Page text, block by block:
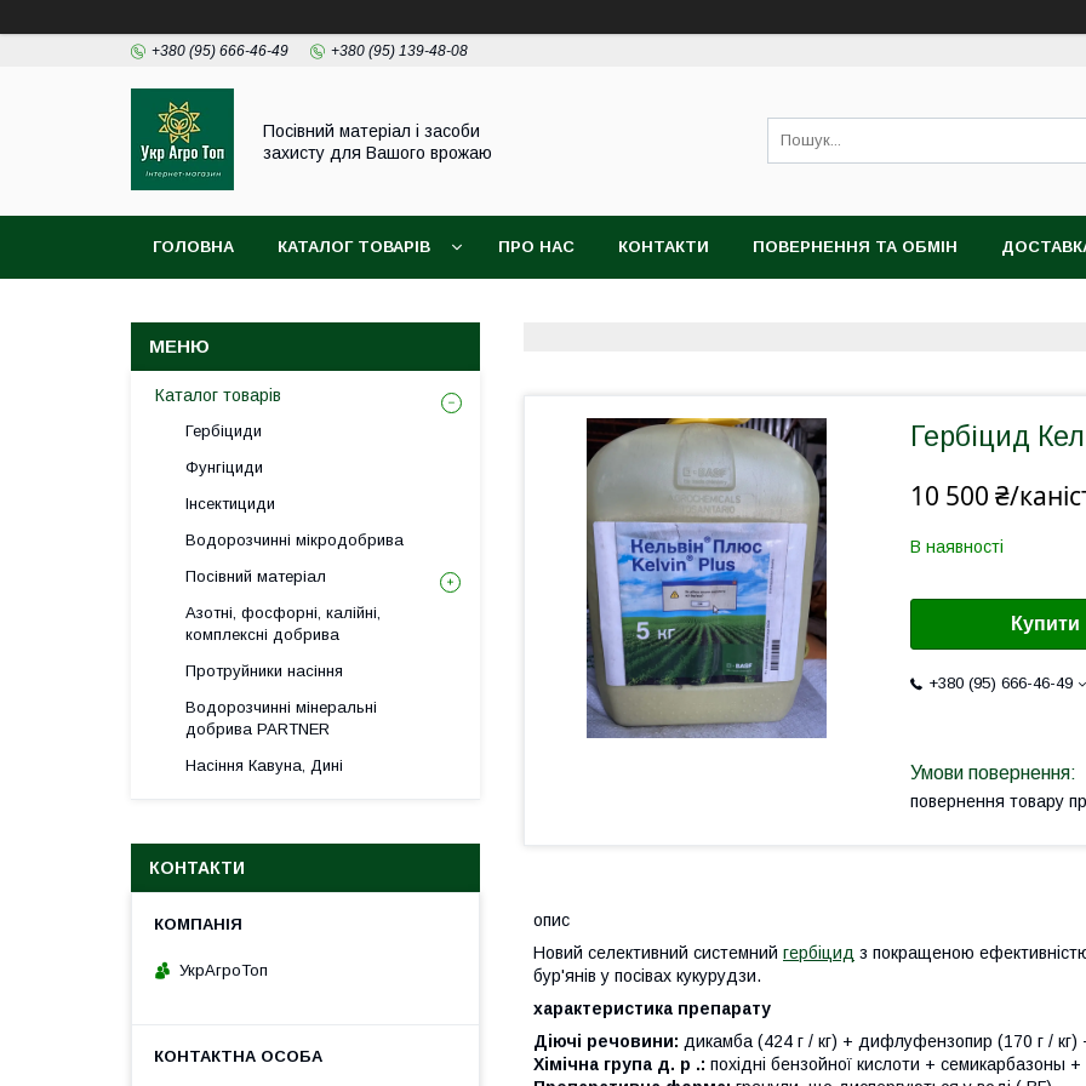
+380 (95) 666-46-49 +380 (95) 139-48-08
Посівний матеріал і засоби
захисту для Вашого врожаю
ГОЛОВНА КАТАЛОГ ТОВАРІВ ПРО НАС КОНТАКТИ ПОВЕРНЕННЯ ТА ОБМІН
Гербіцид
10 500 ₴/
В наявності
Купити
+380 (95) 666-46-49
повернення товару
опис
Новий селективний системний гербіцид з покращеною
бур'янів у посівах кукурудзи.
характеристика препарату
Діючі речовини: дикамба (424 г / кг) + дифлуфензопир (170 г / кг)
Хімічна група д. р .: похідні бензойної кислоти + семикарбазоны
Каталог товарів
Гербіциди
Фунгіциди
Інсектициди
Водорозчинні мікродобрива
Посівний матеріал
Азотні, фосфорні, калійні,
комплексні добрива
Протруйники насіння
Водорозчинні мінеральні
добрива PARTNER
Насіння Кавуна, Дині
КОНТАКТИ
УкрАгроТоп